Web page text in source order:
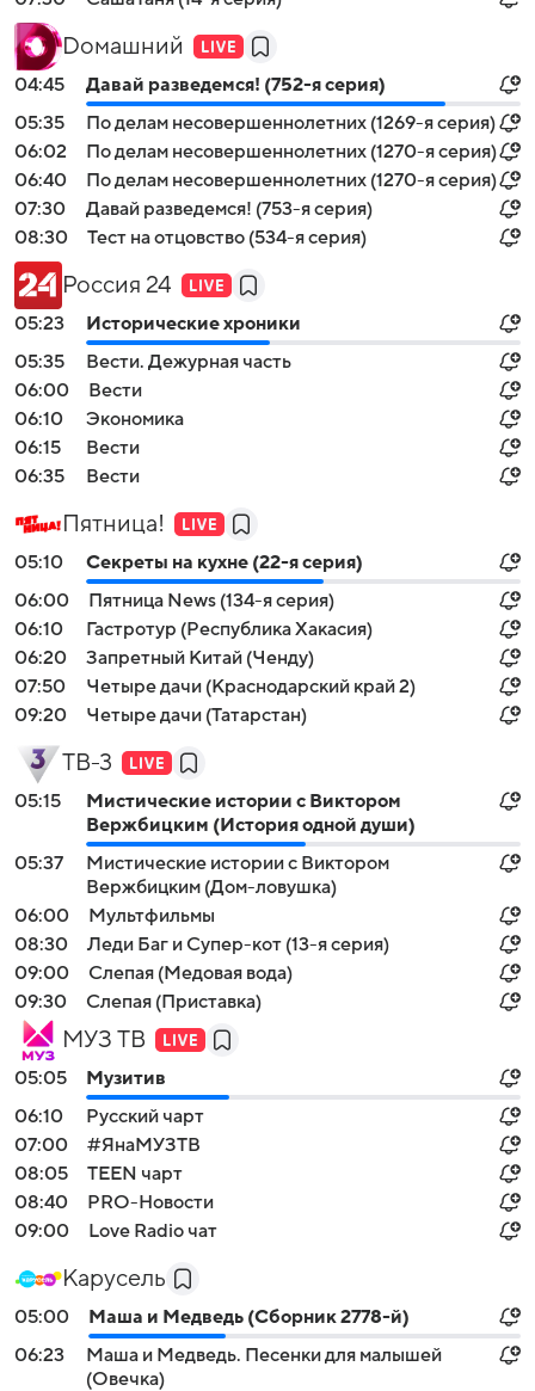
Dомашний
04:45
Давай рaзвeдемся! (752-я серия)
05:35
По делам несовершеннолетних (1269-я серия)
06:02
По делам несовершеннолетних (1270-я серия)
06:40
По делам несовершеннолетних (1270-я серия)
07:30
Давай рaзвeдемся! (753-я серия)
08:30
Теcт на oтцовство (534-я серия)
Россия 24
05:23
Исторические хроники
05:35
Вести. Дежурная часть
06:00
Вести
06:10
Экономика
06:15
Вести
06:35
Вести
Пятница!
05:10
Секреты на кухне (22-я серия)
06:00
Пятница News (134-я серия)
06:10
Гастротур (Республика Хакасия)
06:20
Запретный Китай (Ченду)
07:50
Четыре дачи (Краснодарский край 2)
09:20
Четыре дачи (Татарстан)
ТВ-3
05:15
Мистические истории с Виктором
Вержбицким (История одной души)
05:37
Мистические истории с Виктором
Вержбицким (Дом-ловушка)
06:00
Мультфильмы
08:30
Леди Баг и Супер-кот (13-я серия)
09:00
Слепая (Медовая вода)
09:30
Слепая (Приставка)
МУЗ ТВ
05:05
Музитив
06:10
Русский чарт
07:00
#ЯнаМУЗТВ
08:05
TEEN чарт
08:40
PRO-Новости
09:00
Love Radio чат
Карусель
05:00
Маша и Медведь (Сборник 2778-й)
06:23
Маша и Медведь. Песенки для малышей
(Овечка)